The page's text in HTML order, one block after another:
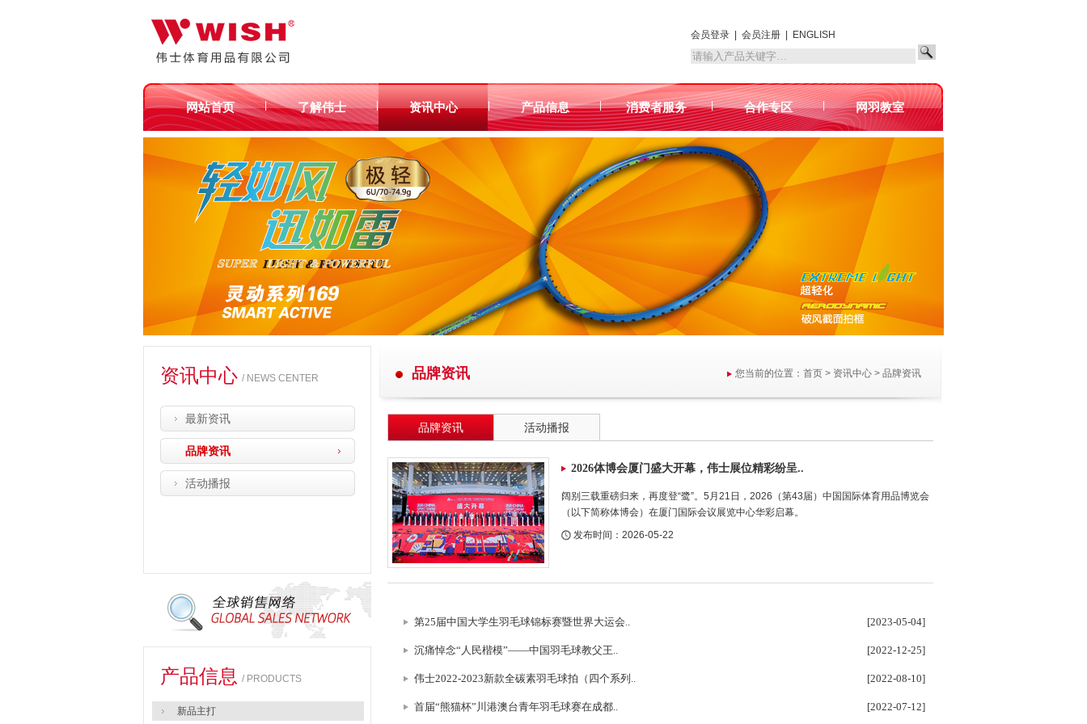
会员登录 会员注册 ENGLISH
网站首页 | 了解伟士 | 资讯中心 | 产品信息 | 消费者服务 | 合作专区 | 网羽教室
资讯中心 / NEWS CENTER
最新资讯
品牌资讯
活动播报
产品信息 / PRODUCTS
新品主打
您当前的位置： 首页 > 资讯中心 > 品牌资讯
品牌资讯
品牌资讯 活动播报
2026体博会厦门盛大开幕，伟士展位精彩纷呈..
阔别三载重磅归来，再度登“鹭”。5月21日，2026（第43届）中国国际体育用品博览会
（以下简称体博会）在厦门国际会议展览中心华彩启幕。
发布时间：2026-05-22
[2023-05-04]
第25届中国大学生羽毛球锦标赛暨世界大运会..
[2022-12-25]
沉痛悼念“人民楷模”——中国羽毛球教父王..
[2022-08-10]
伟士2022-2023新款全碳素羽毛球拍（四个系列..
[2022-07-12]
首届“熊猫杯”川港澳台青年羽毛球赛在成都..